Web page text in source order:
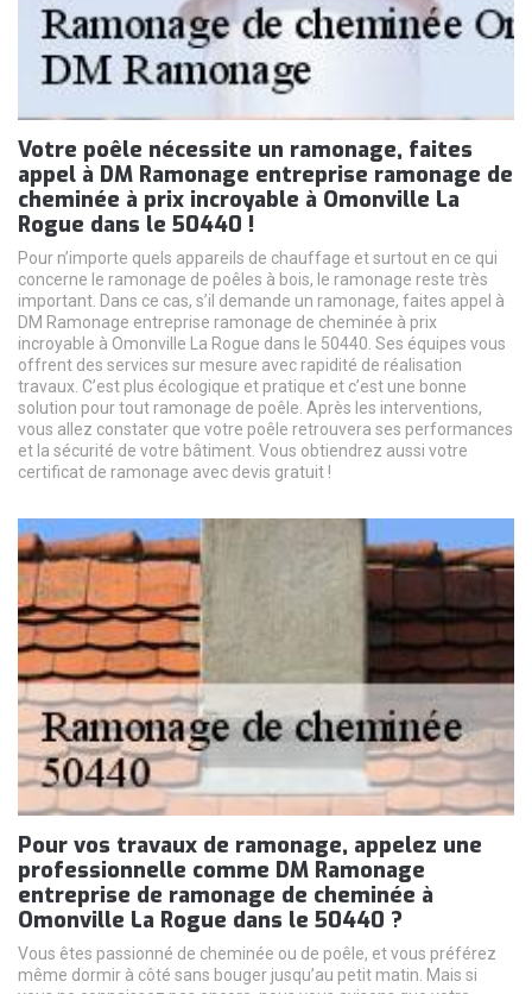
Votre poêle nécessite un ramonage, faites
appel à DM Ramonage entreprise ramonage de
cheminée à prix incroyable à Omonville La
Rogue dans le 50440 !
Pour n’importe quels appareils de chauffage et surtout en ce qui
concerne le ramonage de poêles à bois, le ramonage reste très
important. Dans ce cas, s’il demande un ramonage, faites appel à
DM Ramonage entreprise ramonage de cheminée à prix
incroyable à Omonville La Rogue dans le 50440. Ses équipes vous
offrent des services sur mesure avec rapidité de réalisation
travaux. C’est plus écologique et pratique et c’est une bonne
solution pour tout ramonage de poêle. Après les interventions,
vous allez constater que votre poêle retrouvera ses performances
et la sécurité de votre bâtiment. Vous obtiendrez aussi votre
certificat de ramonage avec devis gratuit !
Pour vos travaux de ramonage, appelez une
professionnelle comme DM Ramonage
entreprise de ramonage de cheminée à
Omonville La Rogue dans le 50440 ?
Vous êtes passionné de cheminée ou de poêle, et vous préférez
même dormir à côté sans bouger jusqu’au petit matin. Mais si